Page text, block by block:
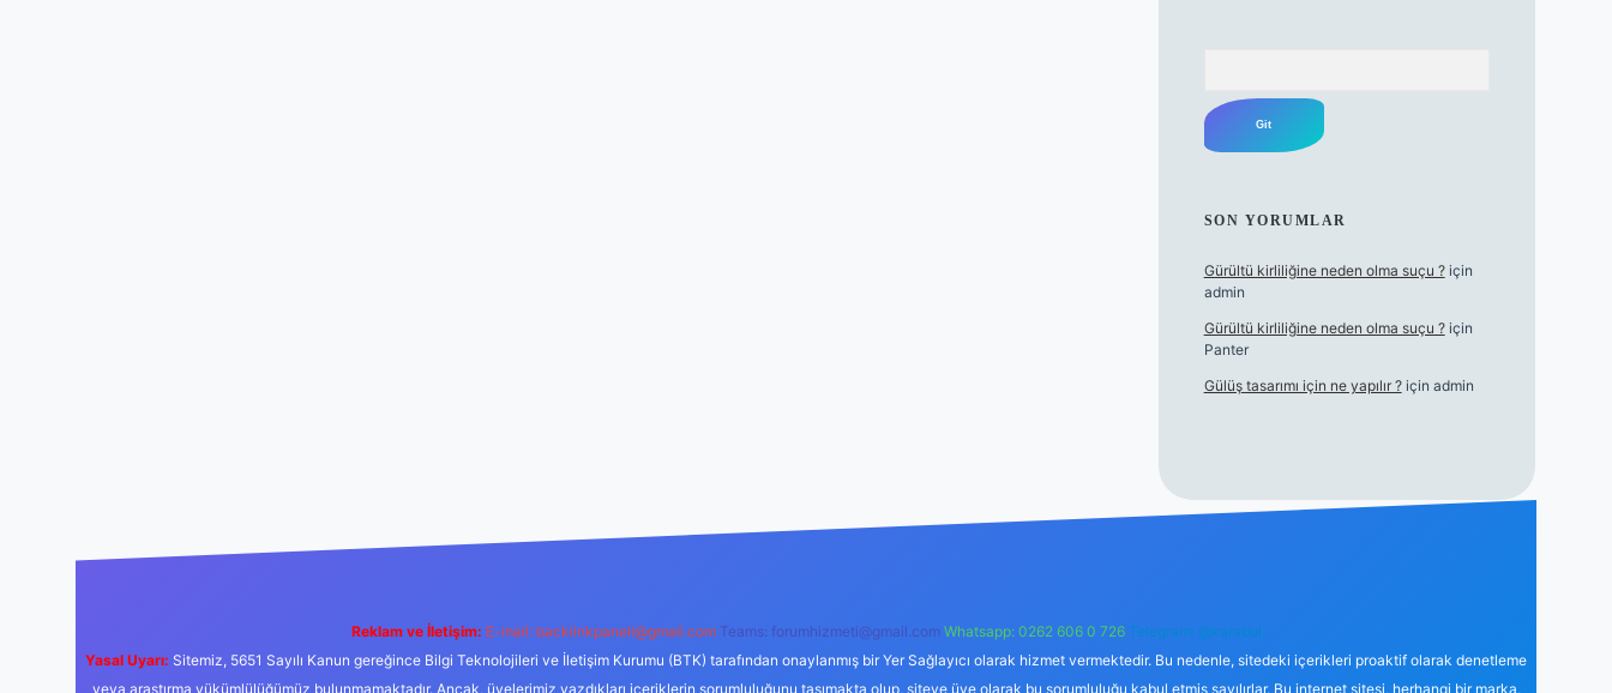
SON YORUMLAR
Gürültü kirliliğine neden olma suçu ?için
admin
Gürültü kirliliğine neden olma suçu ?için
Panter
Gülüş tasarımı için ne yapılır ?için admin
Reklam ve İletişim: E-mail: backlinkpaneli@gmail.com Teams: forumhizmeti@gmail.com Whatsapp: 0262 606 0 726 Telegram: @karabul
Yasal Uyarı: Sitemiz, 5651 Sayılı Kanun gereğince Bilgi Teknolojileri ve İletişim Kurumu (BTK) tarafından onaylanmış bir Yer Sağlayıcı olarak hizmet vermektedir. Bu nedenle, sitedeki içerikleri proaktif olarak denetleme
veya araştırma yükümlülüğümüz bulunmamaktadır. Ancak, üyelerimiz yazdıkları içeriklerin sorumluluğunu taşımakta olup, siteye üye olarak bu sorumluluğu kabul etmiş sayılırlar. Bu internet sitesi, herhangi bir marka,